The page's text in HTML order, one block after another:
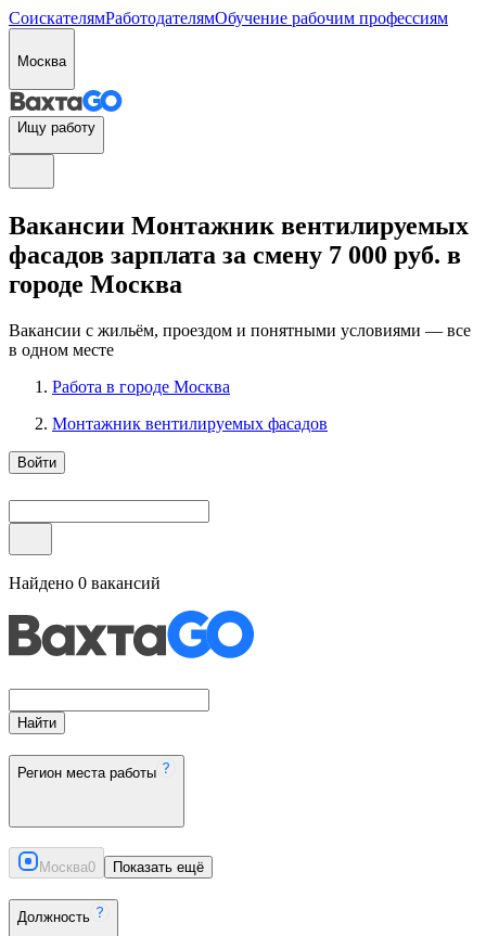
СоискателямРаботодателямОбучение рабочим профессиям
Москва
Ищу работу
Вакансии Монтажник вентилируемых
фасадов зарплата за смену 7 000 руб. в
городе Москва
Вакансии с жильём, проездом и понятными условиями — все
в одном месте
Работа в городе Москва
Монтажник вентилируемых фасадов
Войти
Найдено 0 вакансий
Найти
Регион места работы
Москва0 Показать ещё
Должность